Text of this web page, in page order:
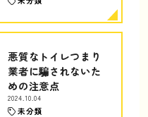
悪質なトイレつまり
業者に騙されないた
めの注意点
2024.10.04
未分類